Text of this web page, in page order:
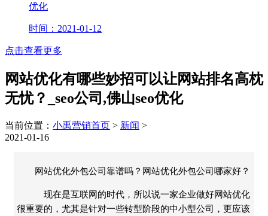
优化
时间：2021-01-12
点击查看更多
网站优化有哪些妙招可以让网站排名高枕
无忧？_seo公司,佛山seo优化
当前位置： 小禹营销首页 > 新闻 >
2021-01-16
网站优化外包公司靠谱吗？网站优化外包公司哪家好？
现在是互联网的时代，所以说一家企业做好网站优化
很重要的，尤其是针对一些转型阶段的中小型公司，更应该